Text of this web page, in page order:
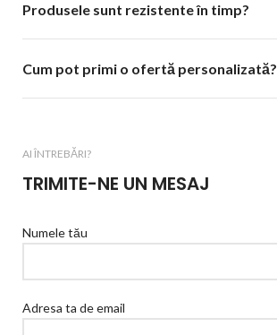
Produsele sunt rezistente în timp?
Cum pot primi o ofertă personalizată?
AI ÎNTREBĂRI?
TRIMITE-NE UN MESAJ
Numele tău
Adresa ta de email